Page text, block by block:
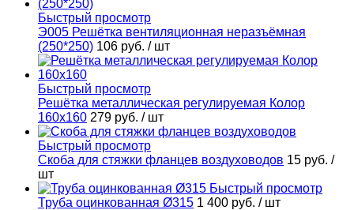
Быстрый просмотр
Э005 Решётка вентиляционная неразъёмная
(250*250) 106 руб. / шт
Быстрый просмотр
Решётка металлическая регулируемая Колор
160х160 279 руб. / шт
Быстрый просмотр
Скоба для стяжки фланцев воздуховодов 15 руб. /
шт
Быстрый просмотр
Труба оцинкованная Ø315 1 400 руб. / шт